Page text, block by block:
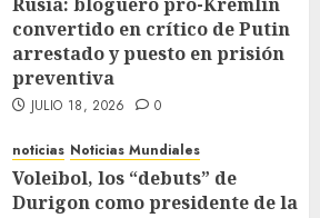
convertido en crítico de Putin
arrestado y puesto en prisión
preventiva
JULIO 18, 2026 0
noticias Noticias Mundiales
Voleibol, los “debuts” de
Durigon como presidente de la